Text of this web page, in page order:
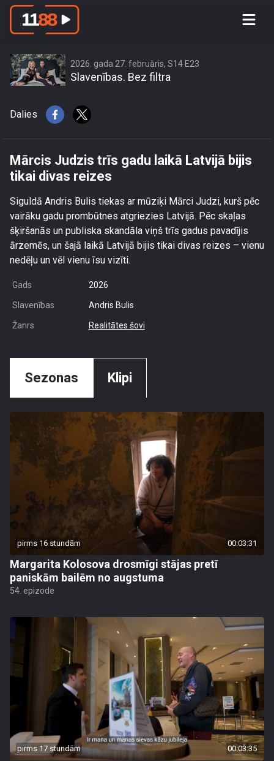
Mārcis Judzis trīs gadu laikā Latvijā
2026. gada 27. februāris, S14 E23
Slavenības. Bez filtra
Dalies
Mārcis Judzis trīs gadu laikā Latvijā bijis
tikai divas reizes
Siguldā Andris Bulis tiekas ar mūziķi Mārci Judzi, kurš pēc
vairāku gadu prombūtnes atgriezies Latvijā. Pēc skaļas
šķiršanās un publiska skandāla viņš trīs gadus pavadījis
ārzemēs, un šajā laikā Latvijā bijis tikai divas reizes – vienu
nedēļu un vēl vienu īsu vizīti.
Gads 2026
Slavenības Andris Bulis
Žanrs Realitātes šovi
Sezonas Klipi
pirms 16 stundām 00:03:31
Margarita Kolosova drosmīgi stājas pretī
paniskām bailēm no augstuma
54. epizode
pirms 17 stundām 00:03:35